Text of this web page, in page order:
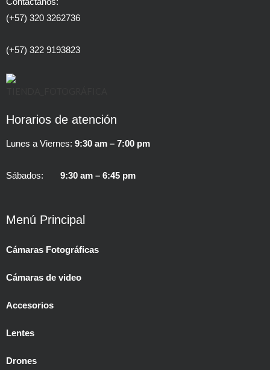
Contáctanos:
(+57) 320 3262736
(+57) 322 9193823
Horarios de atención
Lunes a Viernes: 9:30 am – 7:00 pm
Sábados: 9:30 am – 6:45 pm
Menú Principal
Cámaras Fotográficas
Cámaras de video
Accesorios
Lentes
Drones